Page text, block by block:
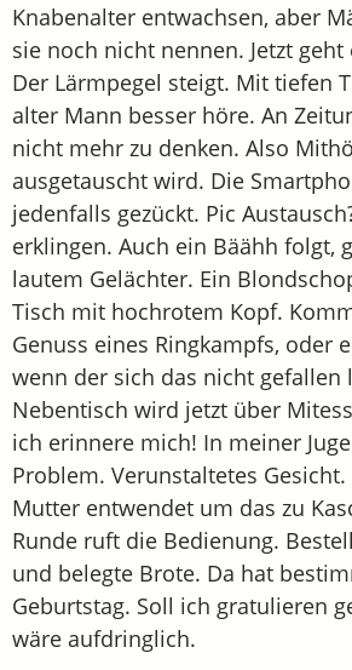
Knabenalter entwachsen, aber
sie noch nicht nennen. Jetzt
Der Lärmpegel steigt. Mit tiefen
alter Mann besser höre. An
nicht mehr zu denken. Also
ausgetauscht wird. Die
jedenfalls gezückt. Pic
erklingen. Auch ein Bäähh folgt,
lautem Gelächter. Ein
Tisch mit hochrotem Kopf.
Genuss eines Ringkampfs, oder
wenn der sich das nicht gefallen
Nebentisch wird jetzt über
ich erinnere mich! In meiner
Problem. Verunstaltetes
Mutter entwendet um das zu
Runde ruft die Bedienung.
und belegte Brote. Da hat
Geburtstag. Soll ich gratulieren
wäre aufdringlich.